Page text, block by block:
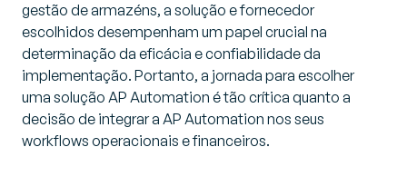
gestão de armazéns, a solução e fornecedor
escolhidos desempenham um papel crucial na
determinação da eficácia e confiabilidade da
implementação. Portanto, a jornada para escolher
uma solução AP Automation é tão crítica quanto a
decisão de integrar a AP Automation nos seus
workflows operacionais e financeiros.